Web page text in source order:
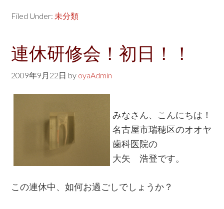
Filed Under: 未分類
連休研修会！初日！！
2009年9月22日 by oyaAdmin
みなさん、こんにちは！
名古屋市瑞穂区のオオヤ
歯科医院の
大矢 浩登です。
この連休中、如何お過ごしでしょうか？